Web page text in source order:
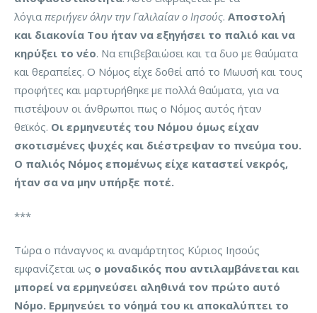
λόγια περιήγεν όλην την Γαλιλαίαν ο Ιησούς. Αποστολή
και διακονία Του ήταν να εξηγήσει το παλιό και να
κηρύξει το νέο. Να επιβεβαιώσει και τα δυο με θαύματα
και θεραπείες. Ο Νόμος είχε δοθεί από το Μωυσή και τους
προφήτες και μαρτυρήθηκε με πολλά θαύματα, για να
πιστέψουν οι άνθρωποι πως ο Νόμος αυτός ήταν
θεϊκός. Οι ερμηνευτές του Νόμου όμως είχαν
σκοτισμένες ψυχές και διέστρεψαν το πνεύμα του.
Ο παλιός Νόμος επομένως είχε καταστεί νεκρός,
ήταν σα να μην υπήρξε ποτέ.
***
Τώρα ο πάναγνος κι αναμάρτητος Κύριος Ιησούς
εμφανίζεται ως ο μοναδικός που αντιλαμβάνεται και
μπορεί να ερμηνεύσει αληθινά τον πρώτο αυτό
Νόμο. Ερμηνεύει το νόημά του κι αποκαλύπτει το